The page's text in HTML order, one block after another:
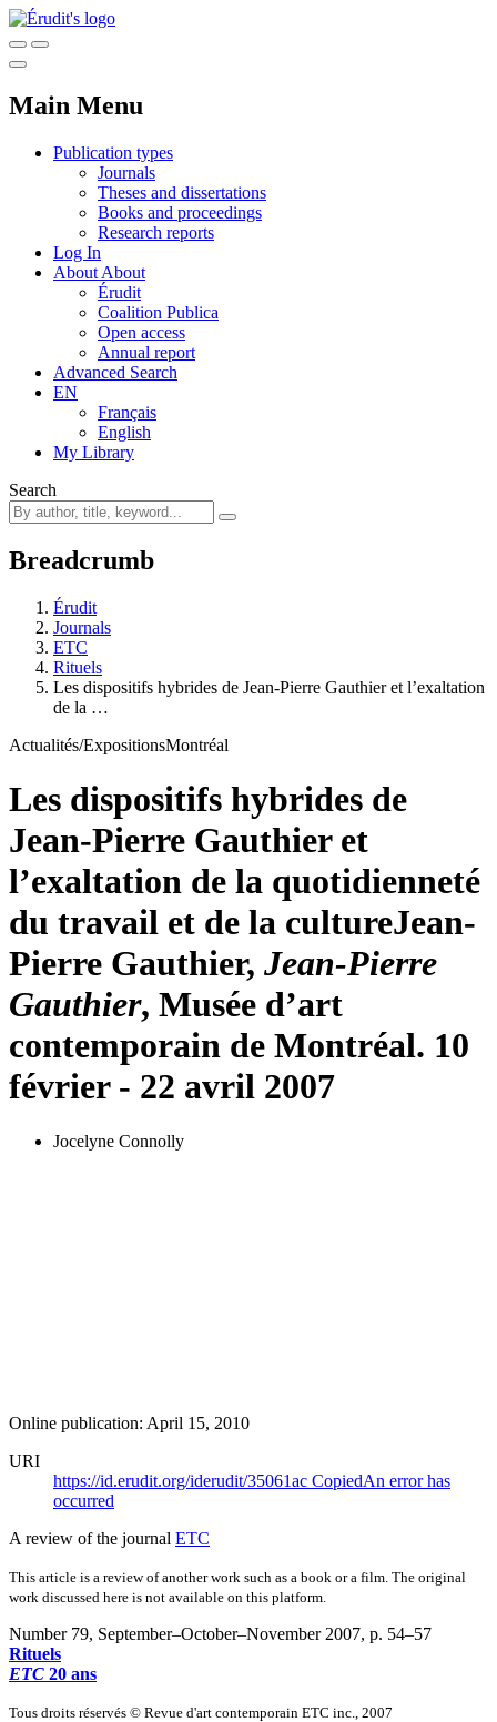
Main Menu
Publication types
Journals
Theses and dissertations
Books and proceedings
Research reports
Log In
About About
Érudit
Coalition Publica
Open access
Annual report
Advanced Search
EN
Français
English
My Library
Search
Breadcrumb
Érudit
Journals
ETC
Rituels
Les dispositifs hybrides de Jean-Pierre Gauthier et l’exaltation
de la …
Actualités/ExpositionsMontréal
Les dispositifs hybrides de
Jean-Pierre Gauthier et
l’exaltation de la quotidienneté
du travail et de la cultureJean-
Pierre Gauthier, Jean-Pierre
Gauthier, Musée d’art
contemporain de Montréal. 10
février - 22 avril 2007
Jocelyne Connolly
Online publication: April 15, 2010
URI
https://id.erudit.org/iderudit/35061ac CopiedAn error has
occurred
A review of the journal ETC
This article is a review of another work such as a book or a film. The original
work discussed here is not available on this platform.
Number 79, September–October–November 2007, p. 54–57
Rituels
ETC 20 ans
Tous droits réservés © Revue d'art contemporain ETC inc., 2007